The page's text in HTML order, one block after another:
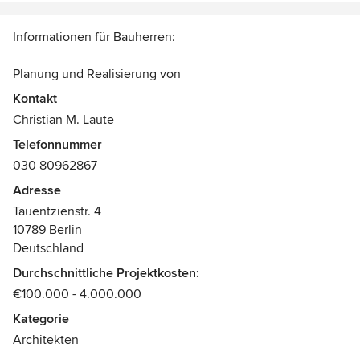
Beste Grüße nach Schöneberg
Informationen für Bauherren:
Planung und Realisierung von
– Neubauten und Umbauten von Einfamilienhäusern
– Ausbau von Dachgeschossen
– Sanierung von Wohnhäusern
– Planung nach Richtlinien der Energieeinsparverordnung
(EnEV)
– Niedrigenergiehäuser, Passivenergiehäuser,
Plusenergiehäuser
Kontakt
Christian M. Laute
Telefonnummer
030 80962867
Adresse
Tauentzienstr. 4
10789 Berlin
Deutschland
Durchschnittliche Projektkosten:
€100.000 - 4.000.000
Kategorie
Architekten